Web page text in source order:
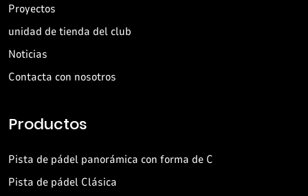
Proyectos
unidad de tienda del club
Noticias
Contacta con nosotros
Productos
Pista de pádel panorámica con forma de C
Pista de pádel Clásica